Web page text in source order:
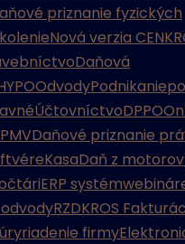
priznanie fyzických
Nová verzia
Daňová
OdvodyPodnikanie
ÚčtovníctvoDPPO
Daňové priznanie
eKasaDaň z
ERP systém
RZDKROS
riadenie firmy